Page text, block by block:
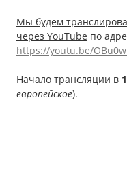
Мы будем
через YouTube по
https://youtu.be/
Начало трансляции в
европейское).